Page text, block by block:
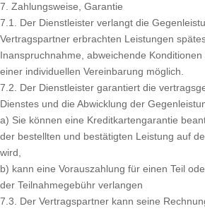
7. Zahlungsweise, Garantie
7.1. Der Dienstleister verlangt die
Vertragspartner erbrachten Leistungen
Inanspruchnahme, abweichende
einer individuellen Vereinbarung möglich.
7.2. Der Dienstleister garantiert die
Dienstes und die Abwicklung der
a) Sie können eine Kreditkartengarantie
der bestellten und bestätigten Leistung auf
wird,
b) kann eine Vorauszahlung für einen Teil
der Teilnahmegebühr verlangen
7.3. Der Vertragspartner kann seine